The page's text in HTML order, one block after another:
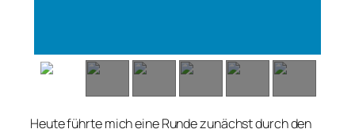
Heute führte mich eine Runde zunächst durch den